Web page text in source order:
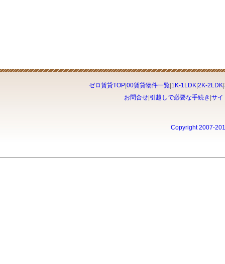
ゼロ賃貸TOP| 00賃貸物件一覧| 1K-1LDK| 2K-2LDK|
お問合せ 引越しで必要な手続き サイ
Copyright 2007-